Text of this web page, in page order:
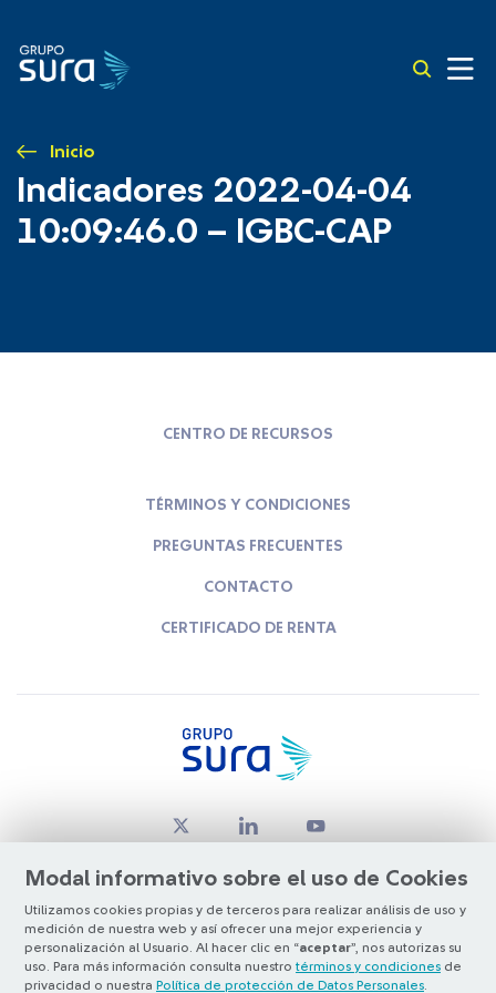
Inicio
Indicadores 2022-04-04
10:09:46.0 – IGBC-CAP
Modal informativo sobre el uso de Cookies
Utilizamos cookies propias y de terceros para realizar análisis de uso y
medición de nuestra web y así ofrecer una mejor experiencia y
personalización al Usuario. Al hacer clic en “aceptar”, nos autorizas su
uso. Para más información consulta nuestro términos y condiciones de
privacidad o nuestra Política de protección de Datos Personales
CENTRO DE RECURSOS
TÉRMINOS Y CONDICIONES
PREGUNTAS FRECUENTES
CONTACTO
CERTIFICADO DE RENTA
© Copyright Grupo SURA 2026